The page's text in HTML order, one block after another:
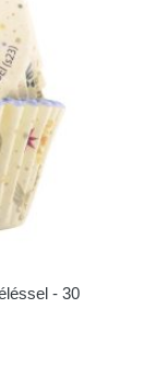
- 30